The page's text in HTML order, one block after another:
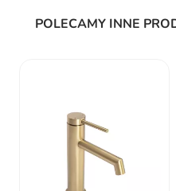
POLECAMY INNE